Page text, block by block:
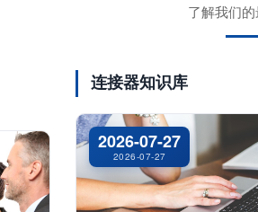
了解我们
连接器知识库
2026-07-27
2026-07-27